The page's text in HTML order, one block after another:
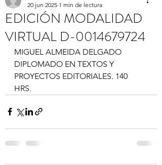
EDICIÓN MODALIDAD
VIRTUAL D-0014679724
20 jun 2025 1 min de lectura
MIGUEL ALMEIDA DELGADO
DIPLOMADO EN TEXTOS Y
PROYECTOS EDITORIALES. 140
HRS.